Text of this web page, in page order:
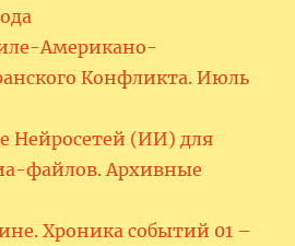
Американо-
Конфликта. Июль
Нейросетей (ИИ) для
файлов. Архивные
Хроника событий 01 –